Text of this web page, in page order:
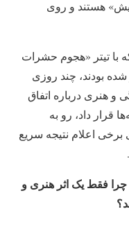
هستند و روی
با تیتر «هجوم حشرات
بودند، چند روزی
و هنری درباره اتفاق
قرار داد، رو به
اعلام نتیجه سریع
چرا فقط یک اثر هنری و